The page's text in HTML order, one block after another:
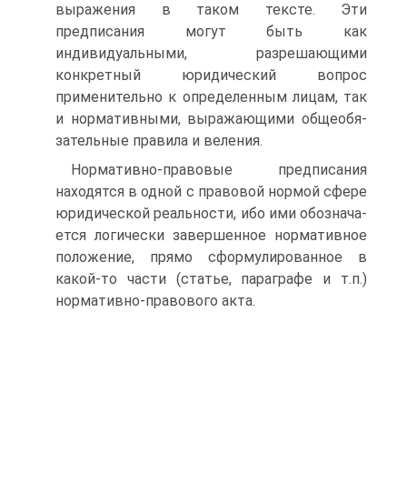
выражения в таком тексте. Эти
предписания могут быть как
индивидуальными, разрешаю­щими
конкретный юридический вопрос
применительно к опре­деленным лицам, так
и нормативными, выражающими общеобя­
зательные правила и веления.
Нормативно-правовые предписания
находятся в одной с пра­вовой нормой сфере
юридической реальности, ибо ими обознача­
ется логически завершенное нормативное
положение, прямо сфор­мулированное в
какой-то части (статье, параграфе и т.п.)
норма­тивно-правового акта.